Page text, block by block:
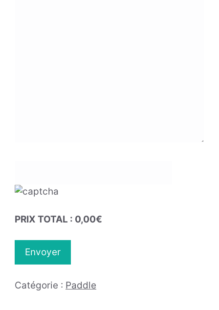
PRIX TOTAL : 0,00€
Catégorie : Paddle